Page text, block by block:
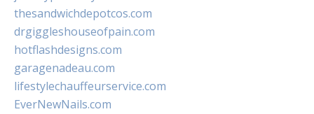
thesandwichdepotcos.com
drgiggleshouseofpain.com
hotflashdesigns.com
garagenadeau.com
lifestylechauffeurservice.com
EverNewNails.com